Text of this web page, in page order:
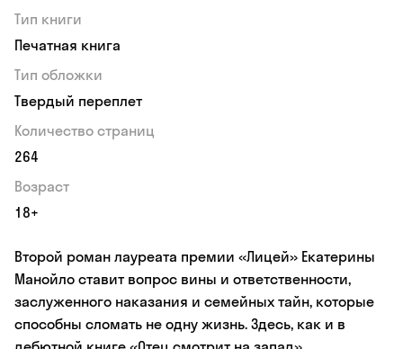
Тип книги
Печатная книга
Тип обложки
Твердый переплет
Количество страниц
264
Возраст
18+
Второй роман лауреата премии «Лицей» Екатерины
Манойло ставит вопрос вины и ответственности,
заслуженного наказания и семейных тайн, которые
способны сломать не одну жизнь. Здесь, как и в